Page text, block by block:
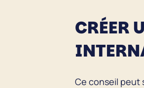
CRÉER
Ce conseil peut